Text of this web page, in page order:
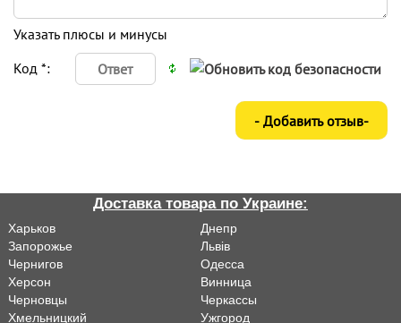
Указать плюсы и минусы
Код *:
Доставка товара по Украине:
Харьков
Днепр
Запорожье
Львiв
Чернигов
Одесса
Херсон
Винница
Черновцы
Черкассы
Хмельницкий
Ужгород